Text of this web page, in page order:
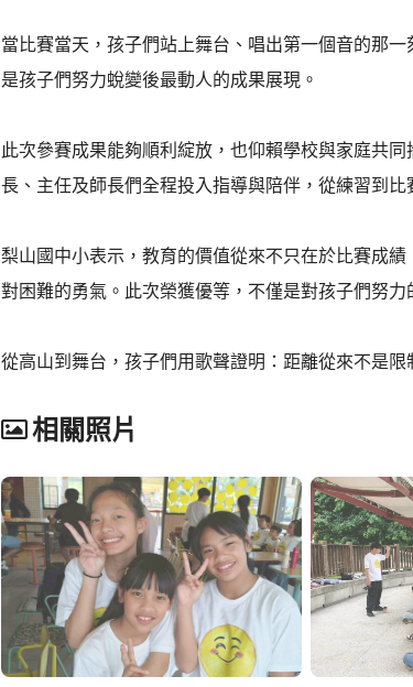
當比賽當天，孩子們站上舞台、唱出第一個音的那
是孩子們努力蛻變後最動人的成果展現。
此次參賽成果能夠順利綻放，也仰賴學校與家庭共
長、主任及師長們全程投入指導與陪伴，從練習到
梨山國中小表示，教育的價值從來不只在於比賽成
對困難的勇氣。此次榮獲優等，不僅是對孩子們努
從高山到舞台，孩子們用歌聲證明：距離從來不是
相關照片